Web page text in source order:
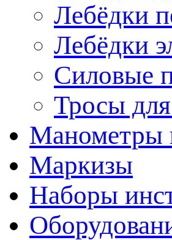
Лебёдки
Лебёдки
Силовые
Тросы
Манометры
Маркизы
Наборы